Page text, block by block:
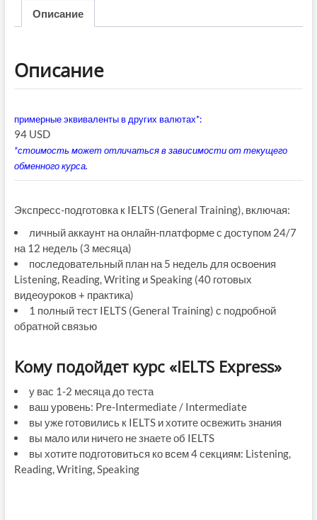
Training)"
Описание
Описание
примерные эквиваленты в других валютах*:
94 USD
*стоимость может отличаться в зависимости от текущего
обменного курса.
Экспресс-подготовка к IELTS (General Training), включая:
личный аккаунт на онлайн-платформе с доступом 24/7
на 12 недель (3 месяца)
последовательный план на 5 недель для освоения
Listening, Reading, Writing и Speaking (40 готовых
видеоуроков + практика)
1 полный тест IELTS (General Training) с подробной
обратной связью
Кому подойдет курс «IELTS Express»
у вас 1-2 месяца до теста
ваш уровень: Pre-Intermediate / Intermediate
вы уже готовились к IELTS и хотите освежить знания
вы мало или ничего не знаете об IELTS
вы хотите подготовиться ко всем 4 секциям: Listening,
Reading, Writing, Speaking